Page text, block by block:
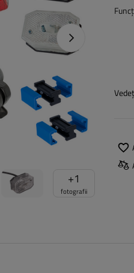
+1
fotografii
Următoarea